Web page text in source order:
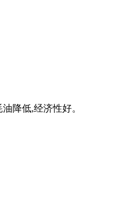
降低,经济性好。